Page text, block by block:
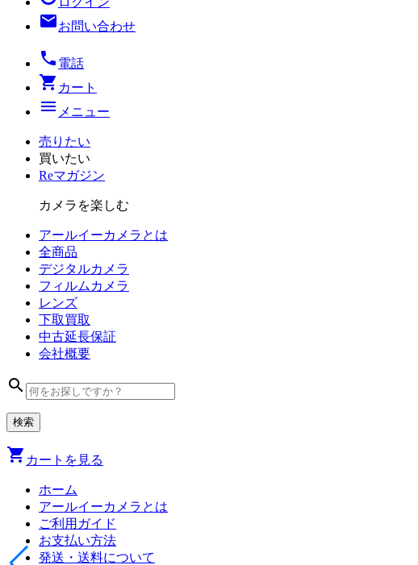
mailお問い合わせ
local_phone 電話
shopping_cart カート
menu メニュー
売りたい
買いたい
Reマガジン
カメラを楽しむ
アールイーカメラとは
全商品
デジタルカメラ
フィルム カメラ
レンズ
下取買取
中古延長保証
会社概要
search
shopping_cart カートを見る
ホーム
アールイーカメラとは
ご利用ガイド
お支払い方法
発送・送料について